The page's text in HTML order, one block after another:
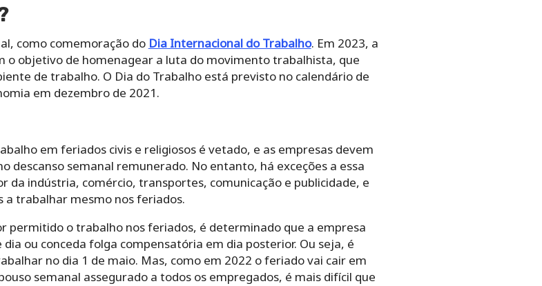
como comemoração do Dia Internacional do Trabalho. Em 2023, a
o objetivo de homenagear a luta do movimento trabalhista, que
de trabalho. O Dia do Trabalho está previsto no calendário de
em dezembro de 2021.
em feriados civis e religiosos é vetado, e as empresas devem
descanso semanal remunerado. No entanto, há exceções a essa
da indústria, comércio, transportes, comunicação e publicidade, e
a trabalhar mesmo nos feriados.
permitido o trabalho nos feriados, é determinado que a empresa
ou conceda folga compensatória em dia posterior. Ou seja, é
no dia 1 de maio. Mas, como em 2022 o feriado vai cair em
semanal assegurado a todos os empregados, é mais difícil que